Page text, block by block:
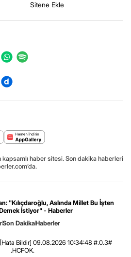
Sitene Ekle
kapsamlı haber sitesi. Son dakika haberleri
"Kılıçdaroğlu, Aslında Millet Bu İşten
İstiyor" - Haberler
Son DakikaHaberler
[Hata Bildir] 09.08.2026 10:34:48 #.0.3#
.HCFOK.